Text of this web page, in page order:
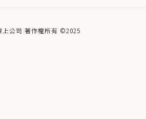
上公司 著作權所有 ©2025